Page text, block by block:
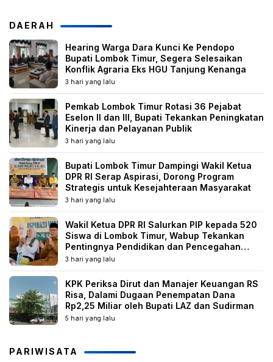
DAERAH
Hearing Warga Dara Kunci Ke Pendopo
Bupati Lombok Timur, Segera Selesaikan
Konflik Agraria Eks HGU Tanjung Kenanga
3 hari yang lalu
Pemkab Lombok Timur Rotasi 36 Pejabat
Eselon II dan III, Bupati Tekankan Peningkatan
Kinerja dan Pelayanan Publik
3 hari yang lalu
Bupati Lombok Timur Dampingi Wakil Ketua
DPR RI Serap Aspirasi, Dorong Program
Strategis untuk Kesejahteraan Masyarakat
3 hari yang lalu
Wakil Ketua DPR RI Salurkan PIP kepada 520
Siswa di Lombok Timur, Wabup Tekankan
Pentingnya Pendidikan dan Pencegahan
Perkawinan Anak
3 hari yang lalu
KPK Periksa Dirut dan Manajer Keuangan RS
Risa, Dalami Dugaan Penempatan Dana
Rp2,25 Miliar oleh Bupati LAZ dan Sudirman
5 hari yang lalu
PARIWISATA